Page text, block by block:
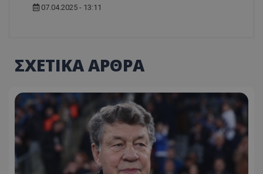
07.04.2025 - 13:11
ΣΧΕΤΙΚΑ ΑΡΘΡΑ